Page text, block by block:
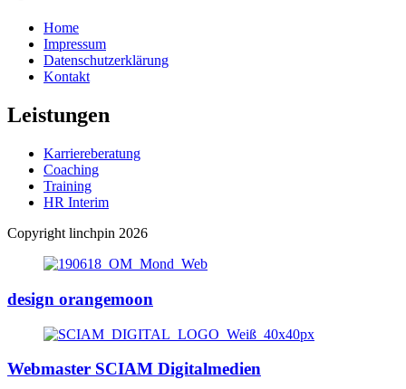
Home
Impressum
Datenschutzerklärung
Kontakt
Leistungen
Karriereberatung
Coaching
Training
HR Interim
Copyright linchpin 2026
design orangemoon
Webmaster SCIAM Digitalmedien